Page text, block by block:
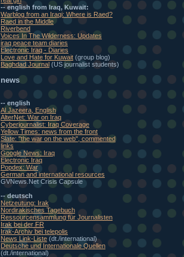
-- english from Iraq, Kuwait:
Warblog from an Iraqi: Where is Raed?
Raed in the Middle
Riverbend
Voices In The Wilderness: Updates
iraq peace team diaries
Electronic Iraq - Diaries
Love and Hate for Kuwait (group blog)
Baghdad Journal (US journalist students)
news
-- english
Al Jazeera, English
AlterNet: War on Iraq
Cyberjournalist: Iraq Coverage
Yellow Times: news from the front
Slate: "the war on the web", commented
links
Google News: Iraq
Electronic Iraq
Popdex: War
German and international resources
GVNews.Net Crisis Capsule
-- deutsch
Netzeutung: Irak
Nordirakisches Tagebuch
Ressourcensammlung für Journalisten
Irak bei der FR
Irak-Archiv bei telepolis
News Link-Liste (dt./international)
Deutsche und Internationale Quellen
(dt./international)